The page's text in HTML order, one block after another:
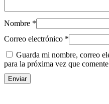
i
d
d
Nombre *
Correo electrónico *
Guarda mi nombre, correo
para la próxima vez que